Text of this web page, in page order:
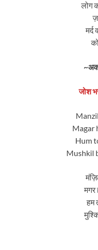
लोग
मर्द
जोश
Magar
Hum
Mushkil
मगर
हम